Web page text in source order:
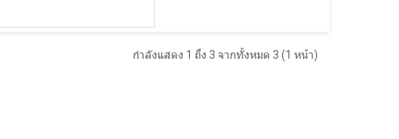
กำลังแสดง 1 ถึง 3 จากทั้งหมด 3 (1 หน้า)